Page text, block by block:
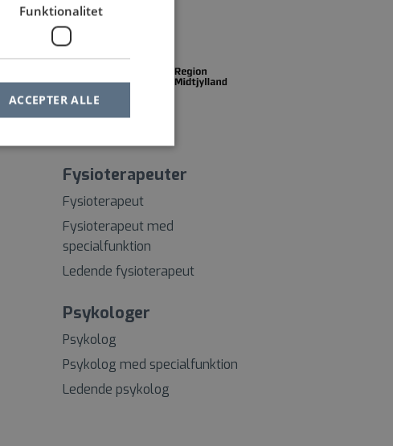
Fysioterapeuter
Fysioterapeut
Fysioterapeut med
specialfunktion
Ledende fysioterapeut
Psykologer
Psykolog
Psykolog med specialfunktion
Ledende psykolog
Funktionalitet
ACCEPTER ALLE